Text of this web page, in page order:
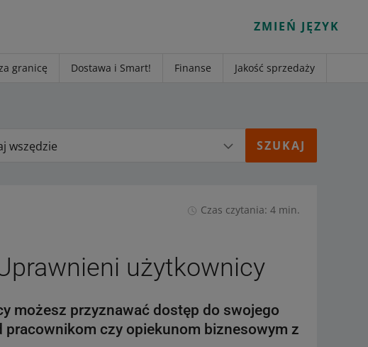
ZMIEŃ JĘZYK
granicę Dostawa i Smart! Finanse Jakość sprzedaży
wszędzie
Czas czytania: 4 min.
użytkownicy
możesz przyznawać dostęp do swojego
pracownikom czy opiekunom biznesowym z